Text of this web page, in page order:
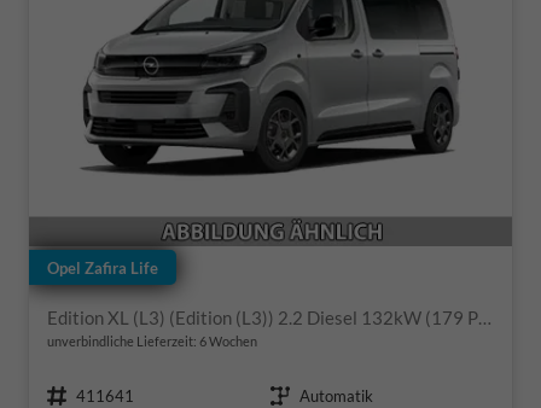
Opel Zafira Life
Edition XL (L3) (Edition (L3)) 2.2 Diesel 132kW (179 PS) 8-Gang-Automatikgetriebe
unverbindliche Lieferzeit: 6 Wochen
Fahrzeugnr. 411641 Getriebe Automatik